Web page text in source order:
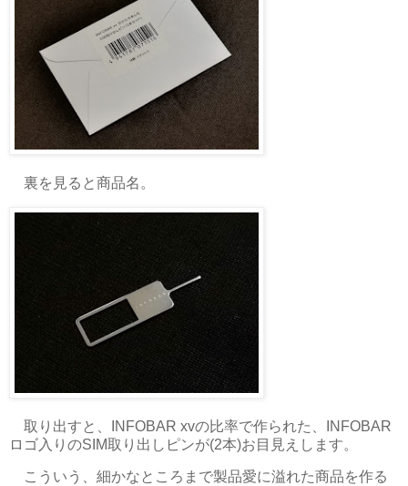
裏を見ると商品名。
取り出すと、INFOBAR xvの比率で作られた、INFOBAR
ロゴ入りのSIM取り出しピンが(2本)お目見えします。
こういう、細かなところまで製品愛に溢れた商品を作る